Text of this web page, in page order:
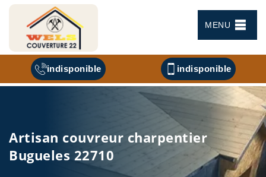
MENU
indisponible indisponible
Artisan couvreur charpentier
Bugueles 22710